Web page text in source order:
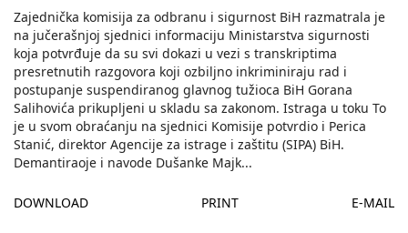
Zajednička komisija za odbranu i sigurnost BiH razmatrala je
na jučerašnjoj sjednici informaciju Ministarstva sigurnosti
koja potvrđuje da su svi dokazi u vezi s transkriptima
presretnutih razgovora koji ozbiljno inkriminiraju rad i
postupanje suspendiranog glavnog tužioca BiH Gorana
Salihovića prikupljeni u skladu sa zakonom. Istraga u toku To
je u svom obraćanju na sjednici Komisije potvrdio i Perica
Stanić, direktor Agencije za istrage i zaštitu (SIPA) BiH.
Demantiraoje i navode Dušanke Majk...
DOWNLOAD PRINT E-MAIL